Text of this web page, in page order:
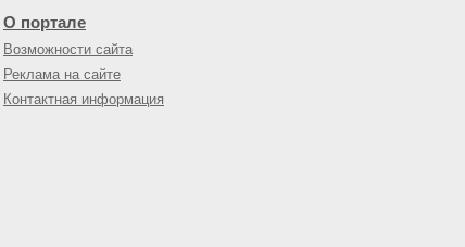
О портале
Возможности сайта
Реклама на сайте
Контактная информация